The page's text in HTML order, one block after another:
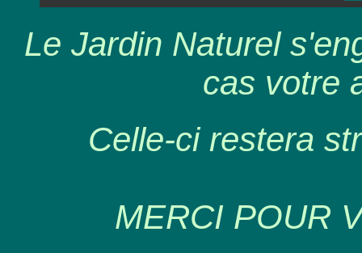
Le Jardin Naturel
cas votre
Celle-ci restera
MERCI POUR